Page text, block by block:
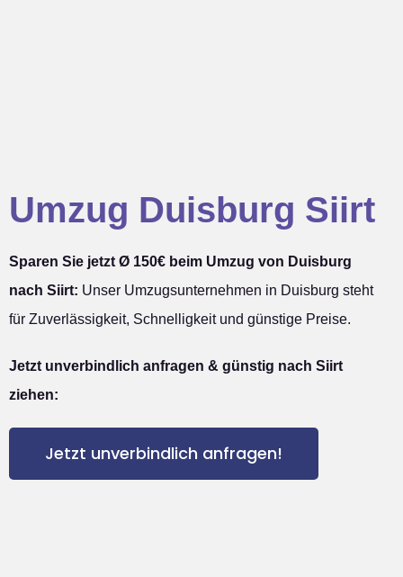
Umzug Duisburg Siirt
Sparen Sie jetzt Ø 150€ beim Umzug von Duisburg
nach Siirt: Unser Umzugsunternehmen in Duisburg steht
für Zuverlässigkeit, Schnelligkeit und günstige Preise.
Jetzt unverbindlich anfragen & günstig nach Siirt
ziehen:
Jetzt unverbindlich anfragen!